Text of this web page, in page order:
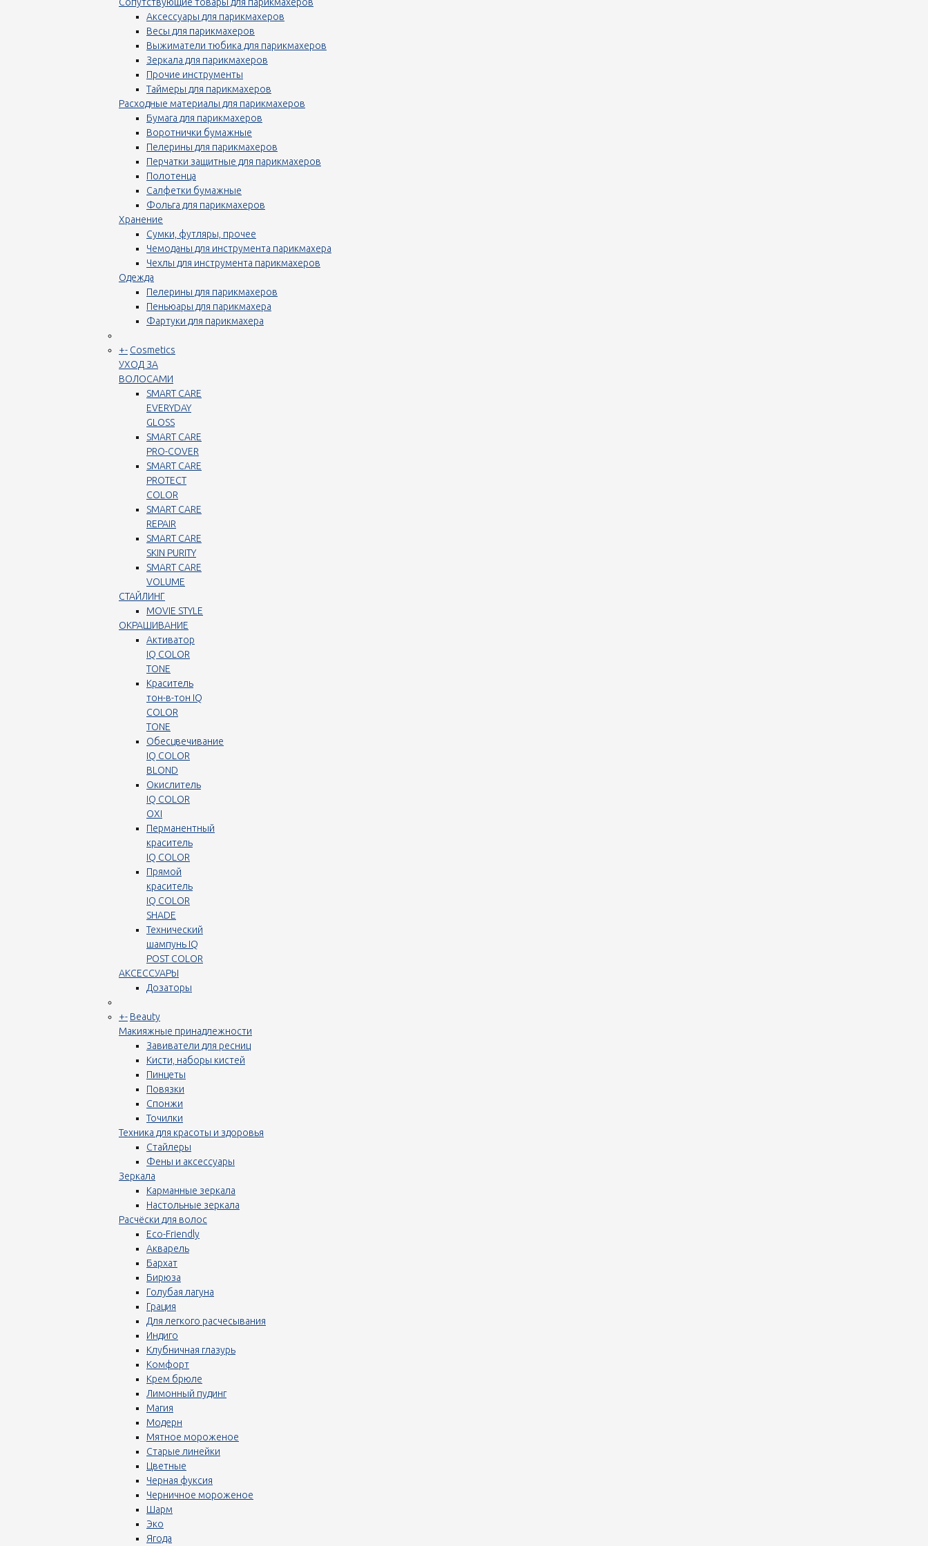
Аксессуары для парикмахеров
Весы для парикмахеров
Выжиматели тюбика для парикмахеров
Зеркала для парикмахеров
Прочие инструменты
Таймеры для парикмахеров
Расходные материалы для парикмахеров
Бумага для парикмахеров
Воротнички бумажные
Пелерины для парикмахеров
Перчатки защитные для парикмахеров
Полотенца
Салфетки бумажные
Фольга для парикмахеров
Хранение
Сумки, футляры, прочее
Чемоданы для инструмента парикмахера
Чехлы для инструмента парикмахеров
Одежда
Пелерины для парикмахеров
Пеньюары для парикмахера
Фартуки для парикмахера
+- Cosmetics
УХОД ЗА
ВОЛОСАМИ
SMART CARE
EVERYDAY
GLOSS
SMART CARE
PRO-COVER
SMART CARE
PROTECT
COLOR
SMART CARE
REPAIR
SMART CARE
SKIN PURITY
SMART CARE
VOLUME
СТАЙЛИНГ
MOVIE STYLE
ОКРАШИВАНИЕ
Активатор
IQ COLOR
TONE
Краситель
тон-в-тон IQ
COLOR
TONE
Обесцвечивание
IQ COLOR
BLOND
Окислитель
IQ COLOR
OXI
Перманентный
краситель
IQ COLOR
Прямой
краситель
IQ COLOR
SHADE
Технический
шампунь IQ
POST COLOR
АКСЕССУАРЫ
Дозаторы
+- Beauty
Макияжные принадлежности
Завиватели для ресниц
Кисти, наборы кистей
Пинцеты
Повязки
Спонжи
Точилки
Техника для красоты и здоровья
Стайлеры
Фены и аксессуары
Зеркала
Карманные зеркала
Настольные зеркала
Расчёски для волос
Eco-Friendly
Акварель
Бархат
Бирюза
Голубая лагуна
Грация
Для легкого расчесывания
Индиго
Клубничная глазурь
Комфорт
Крем брюле
Лимонный пудинг
Магия
Модерн
Мятное мороженое
Старые линейки
Цветные
Черная фуксия
Черничное мороженое
Шарм
Эко
Ягода